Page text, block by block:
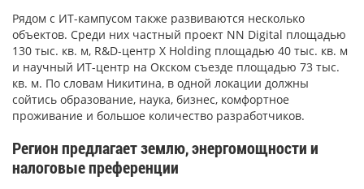
Рядом с ИТ-кампусом также развиваются несколько
объектов. Среди них частный проект NN Digital площадью
130 тыс. кв. м, R&D-центр X Holding площадью 40 тыс. кв. м
и научный ИТ-центр на Окском съезде площадью 73 тыс.
кв. м. По словам Никитина, в одной локации должны
сойтись образование, наука, бизнес, комфортное
проживание и большое количество разработчиков.
Регион предлагает землю, энергомощности и
налоговые преференции